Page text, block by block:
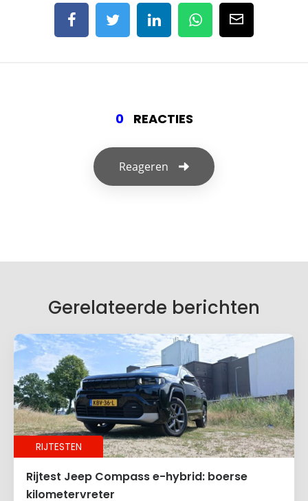
0 REACTIES
Reageren
Je e-mailadres wordt niet gepubliceerd.
Naam*
E-mail*
Gerelateerde berichten
RIJTESTEN
Rijtest Jeep Compass e-hybrid: boerse
kilometervreter